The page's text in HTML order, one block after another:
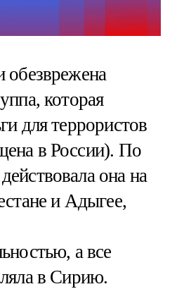
обезврежена
которая
для террористов
в России). По
она на
и Адыгее,
а все
в Сирию.